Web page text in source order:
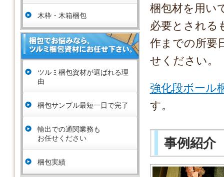
梱包材を用い
必要とされる
作までの所要
せください。
強化段ボール
す。
事例紹介
木枠・木箱梱包
ツルミ梱包資材が選ばれる理
由
梱包サンプル最短一日で完了
輸出での通関業務も
お任せください
梱包実績